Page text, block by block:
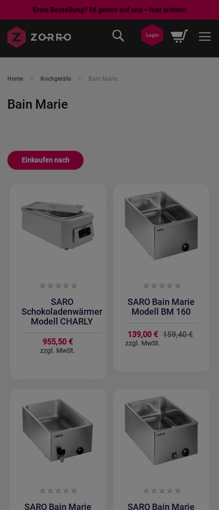
Erste Bestellung? 5€ gehen auf uns – hier sichern
zum
Mein
Login
Home Kochgeräte Bain Marie
Bain Marie
SARO
Schokoladenwärmer
Modell CHARLY
955,50 €
SARO Bain Marie
Modell BM 160
139,00 € 159,40 €
SARO Bain Marie
SARO Bain Marie
Einkaufen nach